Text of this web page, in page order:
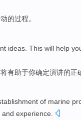
的过程。
ideas This will help
将有助于你确定演讲的正
of marine
and experience.